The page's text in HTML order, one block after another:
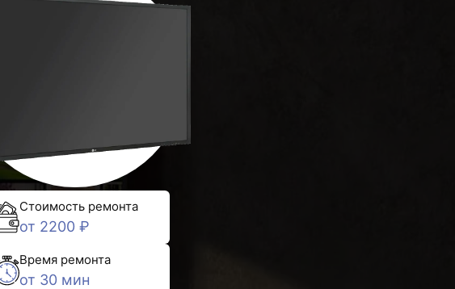
Стоимость ремонта
от 2200 ₽
Время ремонта
от 30 мин